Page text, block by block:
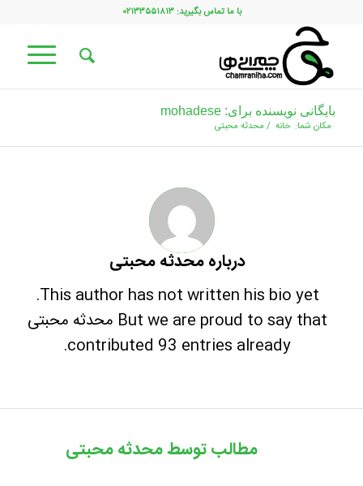
با ما تماس بگیرید: ۰۲۱۳۳۵۵۱۸۱۳
بایگانی نویسنده برای: mohadese
مکان شما: خانه / محدثه محبتی
دربارهمحدثه محبتی
This author has not written his bio yet.
But we are proud to say that محدثه محبتی
contributed 93 entries already.
مطالب توسط محدثه محبتی